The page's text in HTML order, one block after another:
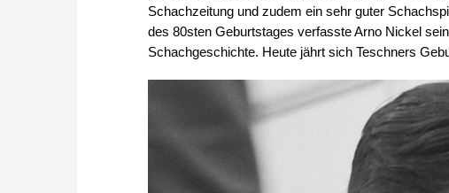
Schachzeitung und zudem ein sehr guter
des 80sten Geburtstages verfasste Arno Nickel
Schachgeschichte. Heute jährt sich Teschners